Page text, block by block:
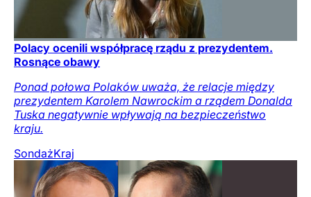
Polacy ocenili współpracę rządu z prezydentem.
Rosnące obawy
Ponad połowa Polaków uważa, że relacje między
prezydentem Karolem Nawrockim a rządem Donalda
Tuska negatywnie wpływają na bezpieczeństwo
kraju.
SondażKraj